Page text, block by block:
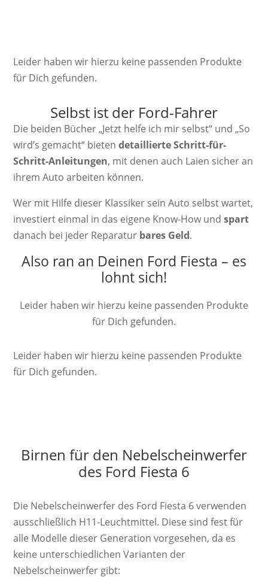
Leider haben wir hierzu keine passenden Produkte
für Dich gefunden.
Selbst ist der Ford-Fahrer
Die beiden Bücher „Jetzt helfe ich mir selbst“ und „So
wird’s gemacht“ bieten detaillierte Schritt-für-
Schritt-Anleitungen, mit denen auch Laien sicher an
ihrem Auto arbeiten können.
Wer mit Hilfe dieser Klassiker sein Auto selbst wartet,
investiert einmal in das eigene Know-How und spart
danach bei jeder Reparatur bares Geld.
Also ran an Deinen Ford Fiesta – es
lohnt sich!
Leider haben wir hierzu keine passenden Produkte
für Dich gefunden.
Leider haben wir hierzu keine passenden Produkte
für Dich gefunden.
Birnen für den Nebelscheinwerfer
des Ford Fiesta 6
Die Nebelscheinwerfer des Ford Fiesta 6 verwenden
ausschließlich H11-Leuchtmittel. Diese sind fest für
alle Modelle dieser Generation vorgesehen, da es
keine unterschiedlichen Varianten der
Nebelscheinwerfer gibt: